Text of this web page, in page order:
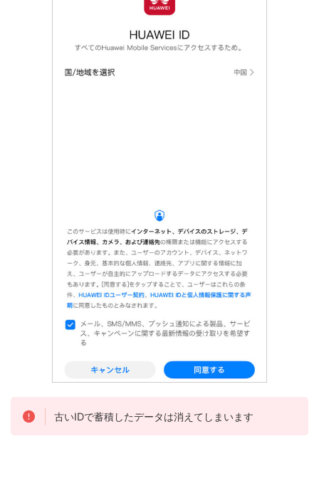
古いIDで蓄積したデータは消えてしまいます